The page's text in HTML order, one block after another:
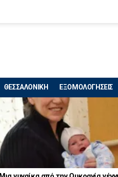
ΘΕΣΣΑΛΟΝΙΚΗ ΕΞΟΜΟΛΟΓΗΣΕΙΣ